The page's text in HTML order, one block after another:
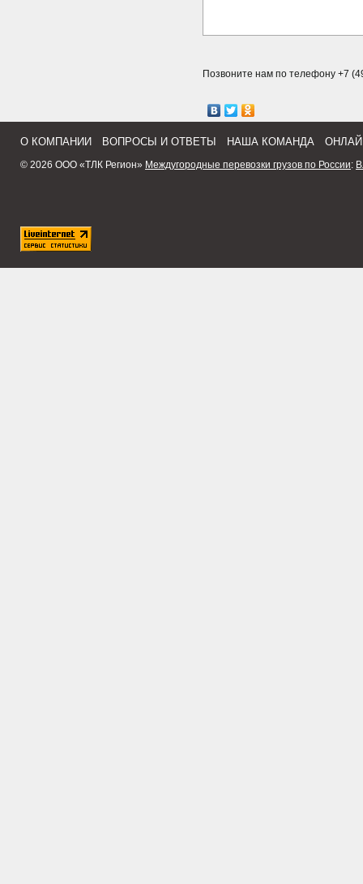
Позвоните нам по телефону +7
О КОМПАНИИ ВОПРОСЫ И ОТВЕТЫ НАША КОМАНДА
© 2026 ООО «ТЛК Регион» Междугородные перевозки грузов по России: